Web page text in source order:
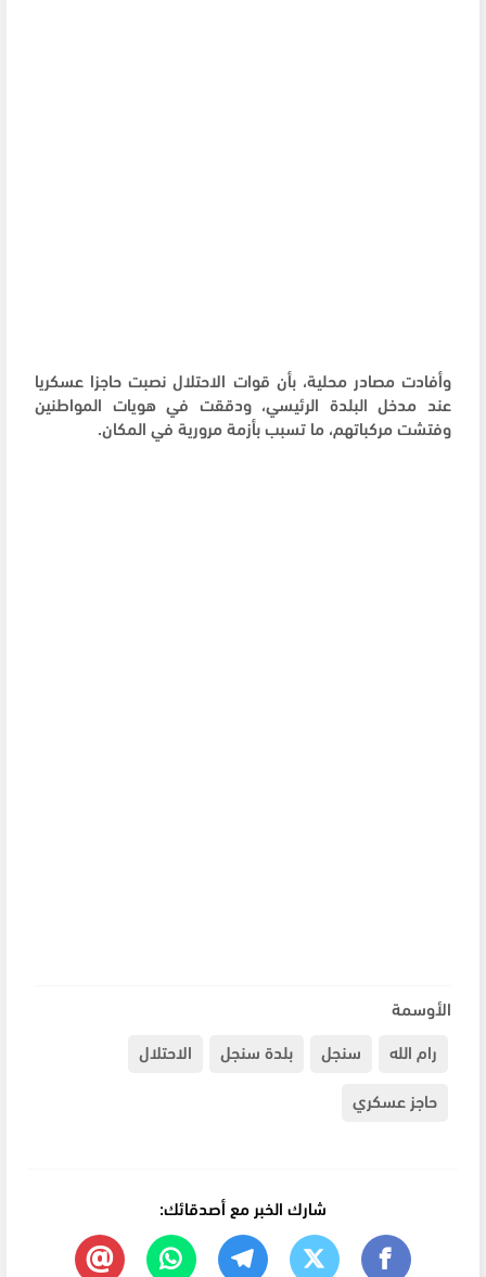
وأفادت مصادر محلية، بأن قوات الاحتلال نصبت حاجزا عسكريا
عند مدخل البلدة الرئيسي، ودققت في هويات المواطنين
وفتشت مركباتهم، ما تسبب بأزمة مرورية في المكان.
الأوسمة
رام الله
سنجل بلدة سنجل
الاحتلال
حاجز عسكري
شارك الخبر مع أصدقائك: